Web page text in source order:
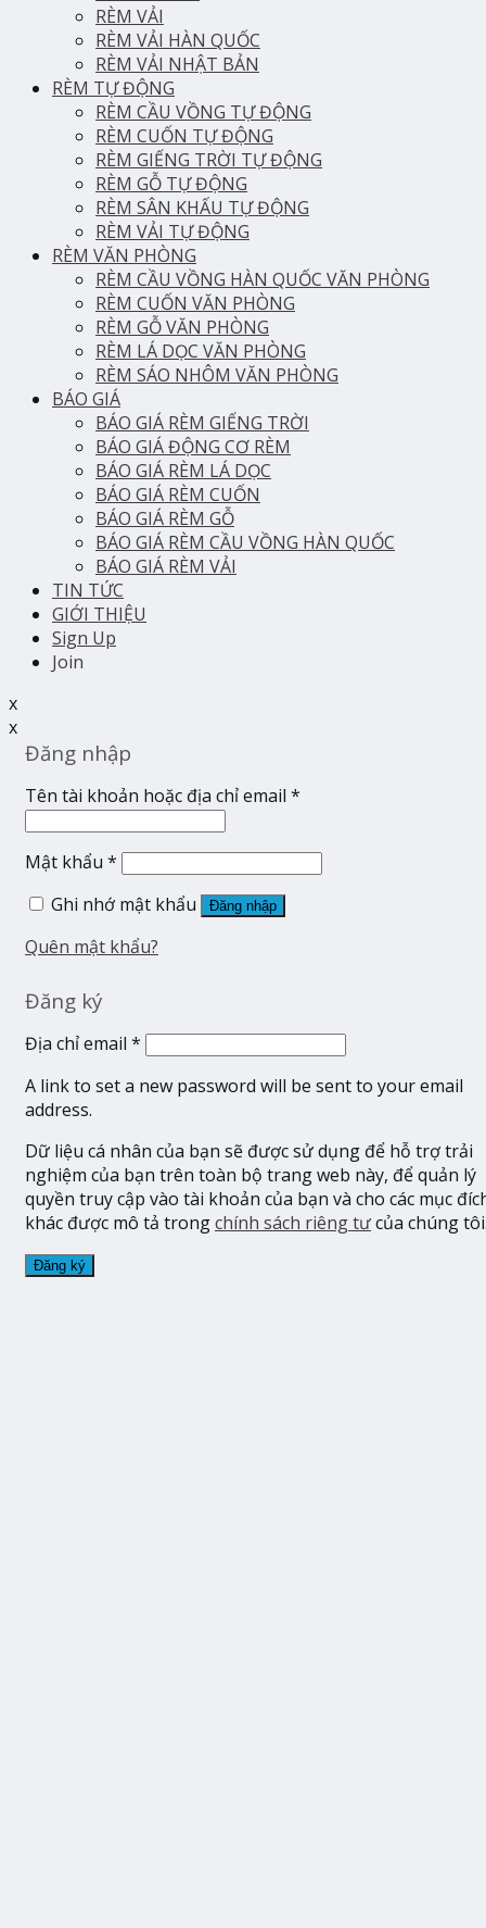
RÈM VẢI
RÈM VẢI HÀN QUỐC
RÈM VẢI NHẬT BẢN
RÈM TỰ ĐỘNG
RÈM CẦU VỒNG TỰ ĐỘNG
RÈM CUỐN TỰ ĐỘNG
RÈM GIẾNG TRỜI TỰ ĐỘNG
RÈM GỖ TỰ ĐỘNG
RÈM SÂN KHẤU TỰ ĐỘNG
RÈM VẢI TỰ ĐỘNG
RÈM VĂN PHÒNG
RÈM CẦU VỒNG HÀN QUỐC VĂN PHÒNG
RÈM CUỐN VĂN PHÒNG
RÈM GỖ VĂN PHÒNG
RÈM LÁ DỌC VĂN PHÒNG
RÈM SÁO NHÔM VĂN PHÒNG
BÁO GIÁ
BÁO GIÁ RÈM GIẾNG TRỜI
BÁO GIÁ ĐỘNG CƠ RÈM
BÁO GIÁ RÈM LÁ DỌC
BÁO GIÁ RÈM CUỐN
BÁO GIÁ RÈM GỖ
BÁO GIÁ RÈM CẦU VỒNG HÀN QUỐC
BÁO GIÁ RÈM VẢI
TIN TỨC
GIỚI THIỆU
Sign Up
Join
x
x
Đăng nhập
Tên tài khoản hoặc địa chỉ email *
Mật khẩu *
Ghi nhớ mật khẩu
Đăng nhập
Quên mật khẩu?
Đăng ký
Địa chỉ email *
A link to set a new password will be sent to your email
address.
Dữ liệu cá nhân của bạn sẽ được sử dụng để hỗ trợ trải
nghiệm của bạn trên toàn bộ trang web này, để quản lý
quyền truy cập vào tài khoản của bạn và cho các mục
khác được mô tả trongchính sách riêng tưcủa chúng
Đăng ký